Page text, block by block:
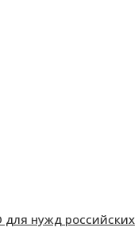
для нужд российских